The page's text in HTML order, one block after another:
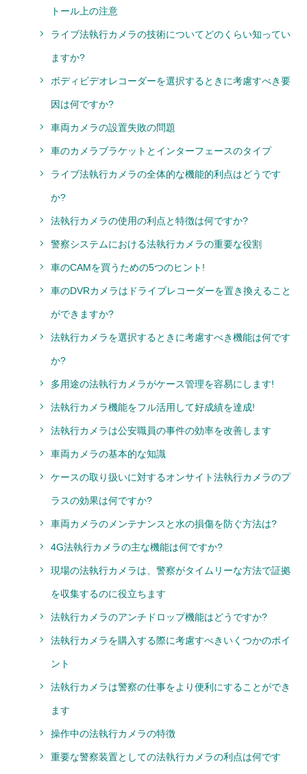
トール上の注意
ライブ法執行カメラの技術についてどのくらい知ってい
ますか?
ボディビデオレコーダーを選択するときに考慮すべき要
因は何ですか?
車両カメラの設置失敗の問題
車のカメラブラケットとインターフェースのタイプ
ライブ法執行カメラの全体的な機能的利点はどうです
か?
法執行カメラの使用の利点と特徴は何ですか?
警察システムにおける法執行カメラの重要な役割
車のCAMを買うための5つのヒント!
車のDVRカメラはドライブレコーダーを置き換えること
ができますか?
法執行カメラを選択するときに考慮すべき機能は何です
か?
多用途の法執行カメラがケース管理を容易にします!
法執行カメラ機能をフル活用して好成績を達成!
法執行カメラは公安職員の事件の効率を改善します
車両カメラの基本的な知識
ケースの取り扱いに対するオンサイト法執行カメラのプ
ラスの効果は何ですか?
車両カメラのメンテナンスと水の損傷を防ぐ方法は?
4G法執行カメラの主な機能は何ですか?
現場の法執行カメラは、警察がタイムリーな方法で証拠
を収集するのに役立ちます
法執行カメラのアンチドロップ機能はどうですか?
法執行カメラを購入する際に考慮すべきいくつかのポイ
ント
法執行カメラは警察の仕事をより便利にすることができ
ます
操作中の法執行カメラの特徴
重要な警察装置としての法執行カメラの利点は何です